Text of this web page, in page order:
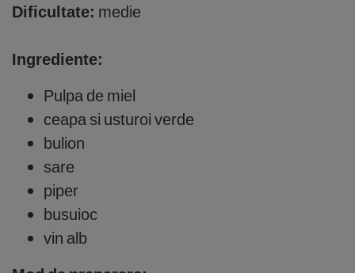
Dificultate: medie
Ingrediente:
Pulpa de miel
ceapa si usturoi verde
bulion
sare
piper
busuioc
vin alb